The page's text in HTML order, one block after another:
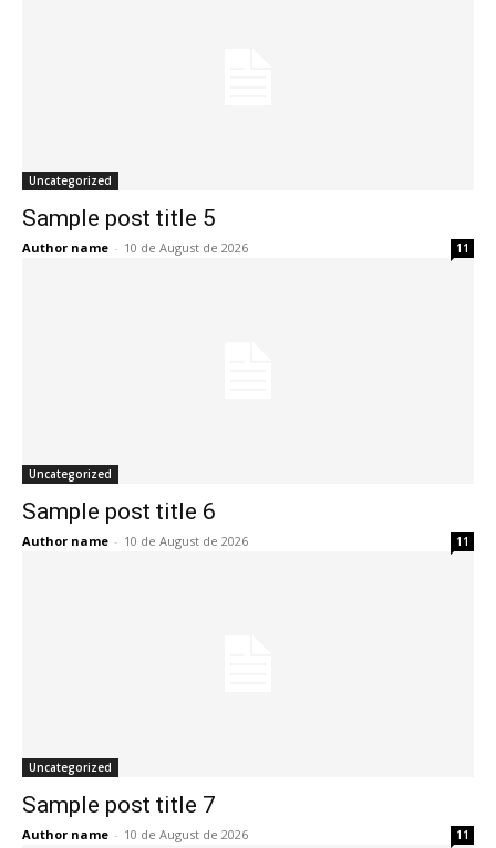
Uncategorized
Sample post title 5
Author name - 10 de August de 2026 11
Uncategorized
Sample post title 6
Author name - 10 de August de 2026 11
Uncategorized
Sample post title 7
Author name - 10 de August de 2026 11